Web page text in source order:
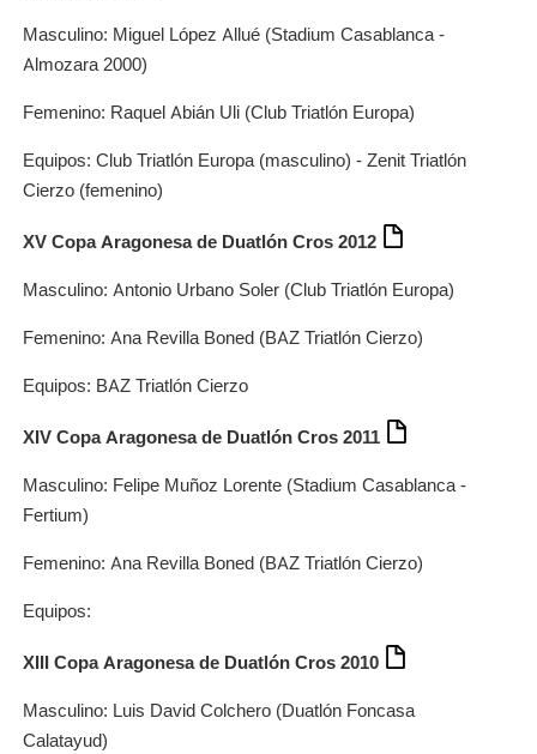
Masculino: Miguel López Allué (Stadium Casablanca -
Almozara 2000)
Femenino: Raquel Abián Uli (Club Triatlón Europa)
Equipos: Club Triatlón Europa (masculino) - Zenit Triatlón
Cierzo (femenino)
XV Copa Aragonesa de Duatlón Cros 2012
Masculino: Antonio Urbano Soler (Club Triatlón Europa)
Femenino: Ana Revilla Boned (BAZ Triatlón Cierzo)
Equipos: BAZ Triatlón Cierzo
XIV Copa Aragonesa de Duatlón Cros 2011
Masculino: Felipe Muñoz Lorente (Stadium Casablanca -
Fertium)
Femenino: Ana Revilla Boned (BAZ Triatlón Cierzo)
Equipos:
XIII Copa Aragonesa de Duatlón Cros 2010
Masculino: Luis David Colchero (Duatlón Foncasa
Calatayud)